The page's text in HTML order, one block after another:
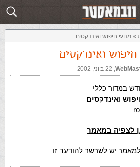
שלח תשובה
» מנועי חיפוש ואינדקסים
חיפוש ואינדקסים
,‏ 22 ביוני, 2002
במדור כללי
ואינדקסים
לצפיה במאמר
יש לשרשר להודעה זו